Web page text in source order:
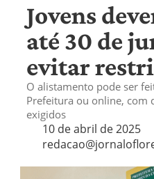
Jovens
até 30 de
evitar
O alistamento pode ser
Prefeitura ou online, com
exigidos
10 de abril de 2025